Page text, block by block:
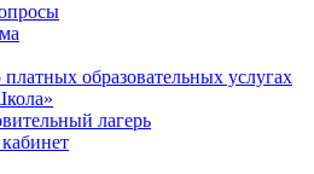
образовательных услугах
лагерь